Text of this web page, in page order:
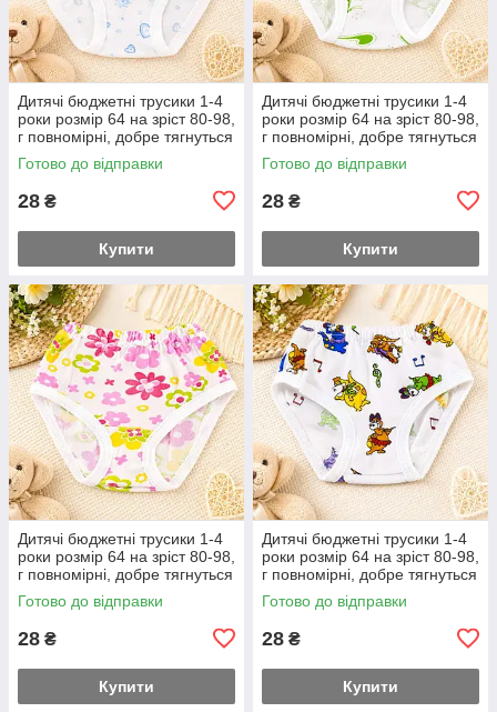
Дитячі бюджетні трусики 1-4
роки розмір 64 на зріст 80-98,
г повномірні, добре тягнуться
Готово до відправки
28 ₴
Купити
Дитячі бюджетні трусики 1-4
роки розмір 64 на зріст 80-98,
г повномірні, добре тягнуться
Готово до відправки
28 ₴
Купити
Дитячі бюджетні трусики 1-4
роки розмір 64 на зріст 80-98,
г повномірні, добре тягнуться
Готово до відправки
28 ₴
Купити
Дитячі бюджетні трусики 1-4
роки розмір 64 на зріст 80-98,
г повномірні, добре тягнуться
Готово до відправки
28 ₴
Купити